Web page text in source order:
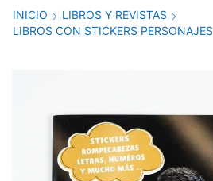
INICIO
LIBROS Y REVISTAS
LIBROS CON STICKERS PERSONAJES